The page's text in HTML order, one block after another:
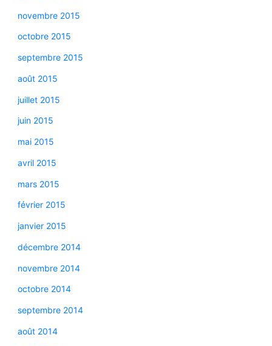
novembre 2015
octobre 2015
septembre 2015
août 2015
juillet 2015
juin 2015
mai 2015
avril 2015
mars 2015
février 2015
janvier 2015
décembre 2014
novembre 2014
octobre 2014
septembre 2014
août 2014